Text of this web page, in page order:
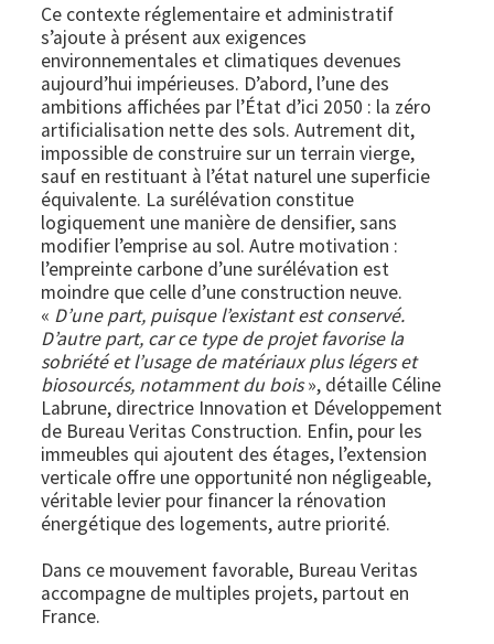
Ce contexte réglementaire et administratif
s’ajoute à présent aux exigences
environnementales et climatiques devenues
aujourd’hui impérieuses. D’abord, l’une des
ambitions affichées par l’État d’ici 2050 : la zéro
artificialisation nette des sols. Autrement dit,
impossible de construire sur un terrain vierge,
sauf en restituant à l’état naturel une superficie
équivalente. La surélévation constitue
logiquement une manière de densifier, sans
modifier l’emprise au sol. Autre motivation :
l’empreinte carbone d’une surélévation est
moindre que celle d’une construction neuve.
« D’une part, puisque l’existant est conservé.
D’autre part, car ce type de projet favorise la
sobriété et l’usage de matériaux plus légers et
biosourcés, notamment du bois», détaille Céline
Labrune, directrice Innovation et Développement
de Bureau Veritas Construction. Enfin, pour les
immeubles qui ajoutent des étages, l’extension
verticale offre une opportunité non négligeable,
véritable levier pour financer la rénovation
énergétique des logements, autre priorité.
Dans ce mouvement favorable, Bureau Veritas
accompagne de multiples projets, partout en
France.